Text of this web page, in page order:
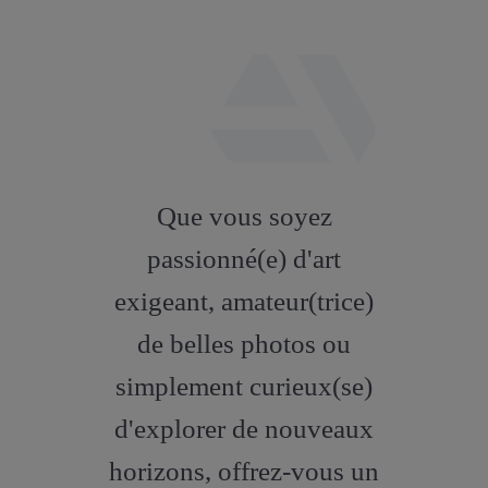
artstation
Que vous soyez
passionné(e) d'art
exigeant, amateur(trice)
de belles photos ou
simplement curieux(se)
d'explorer de nouveaux
horizons, offrez-vous un